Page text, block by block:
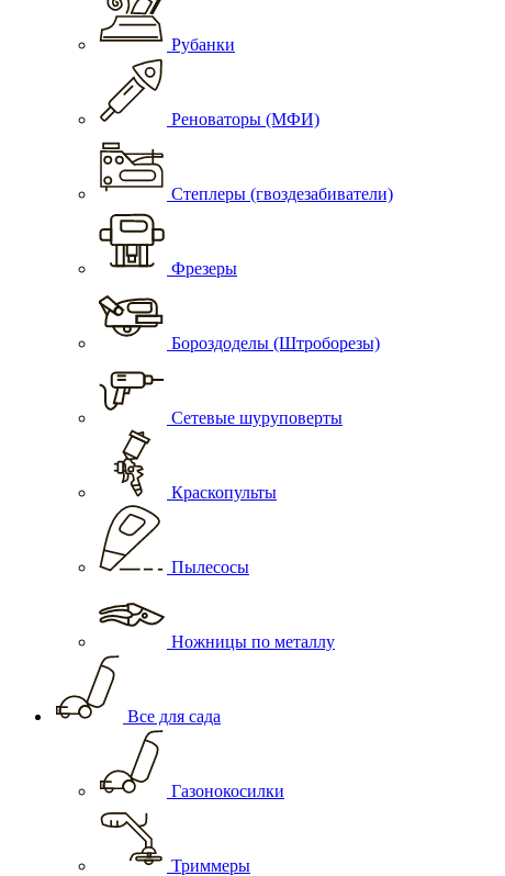
Рубанки
Реноваторы (МФИ)
Степлеры (гвоздезабиватели)
Фрезеры
Бороздоделы (Штроборезы)
Сетевые шуруповерты
Краскопульты
Пылесосы
Ножницы по металлу
Все для сада
Газонокосилки
Триммеры